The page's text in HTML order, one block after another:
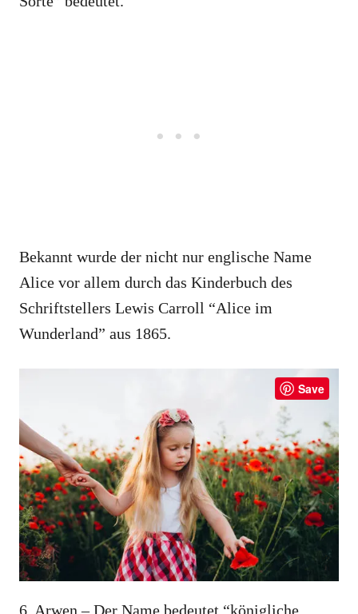
Bekannt wurde der nicht nur englische Name
Alice vor allem durch das Kinderbuch des
Schriftstellers Lewis Carroll “Alice im
Wunderland” aus 1865.
Save
6. Arwen – Der Name bedeutet “königliche